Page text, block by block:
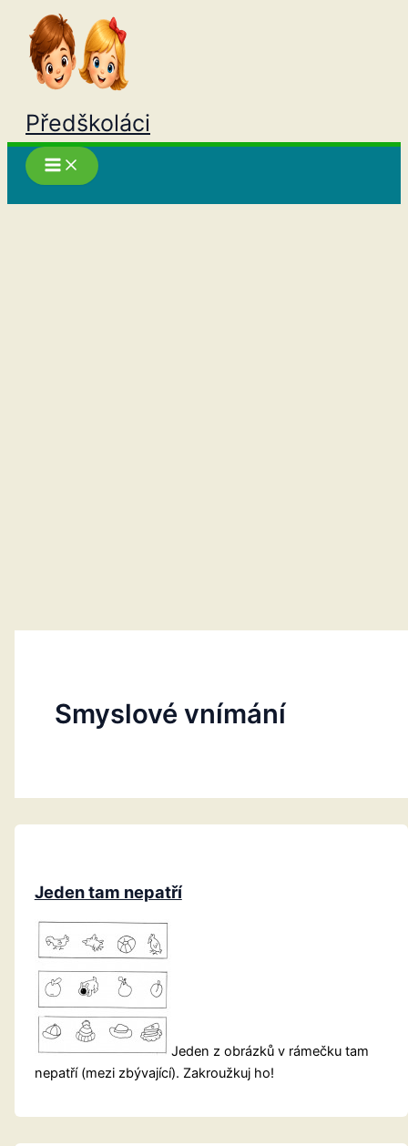
Přeskočit
obsah
Předškoláci
Smyslové vnímání
Jeden tam nepatří
Jeden z obrázků v rámečku tam
nepatří (mezi zbývající). Zakroužkuj ho!